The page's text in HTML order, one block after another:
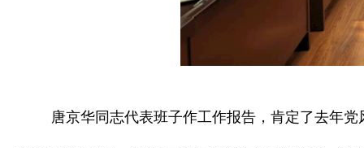
唐京华同志代表班子作工作报告，肯定了去年